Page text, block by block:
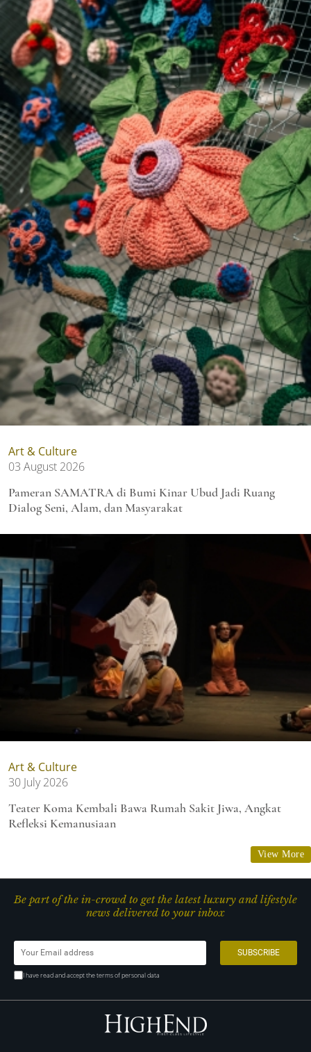
Art & Culture
03 August 2026
Pameran SAMATRA di Bumi Kinar Ubud Jadi Ruang
Dialog Seni, Alam, dan Masyarakat
Art & Culture
30 July 2026
Teater Koma Kembali Bawa Rumah Sakit Jiwa, Angkat
Refleksi Kemanusiaan
View More
Be part of the in-crowd to get the latest luxury and lifestyle
news delivered to your inbox
I have read and accept the terms of personal data